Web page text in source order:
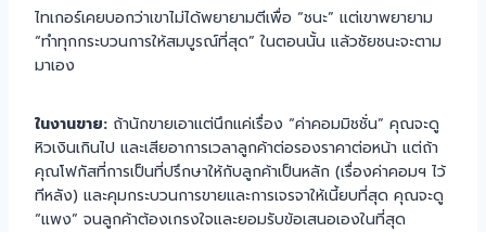
ไทเกอร์เคยบอกว่าเขาไม่ได้พยายามตีเพื่อ “ชนะ” แต่เขาพยายาม
“ทำทุกกระบวนการให้สมบูรณ์ที่สุด” ในตอนนั้น แล้วชัยชนะจะตาม
มาเอง
ในงานขาย: ถ้านักขายเอาแต่นึกแค่เรื่อง “ค่าคอมมิชชั่น” คุณจะดู
หิวเงินเกินไป และเสียอาการเวลาลูกค้าต่อรองราคาต่อหน้า แต่ถ้า
คุณโฟกัสที่การเป็นที่ปรึกษาให้กับลูกค้าเป็นหลัก (เรื่องค่าคอมฯ ไว้
ทีหลัง) และคุมกระบวนการขายและการเจรจาให้เนี้ยบที่สุด คุณจะดู
“แพง” จนลูกค้าต้องเกรงใจและยอมรับข้อเสนอเองในที่สุด